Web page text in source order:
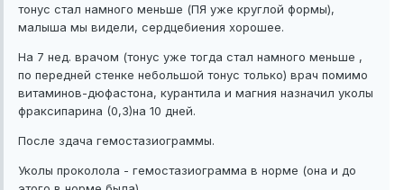
тонус стал намного меньше (ПЯ уже круглой формы),
малыша мы видели, сердцебиения хорошее.
На 7 нед. врачом (тонус уже тогда стал намного меньше ,
по передней стенке небольшой тонус только) врач помимо
витаминов-дюфастона, курантила и магния назначил уколы
фраксипарина (0,3)на 10 дней.
После здача гемостазиограммы.
Уколы проколола - гемостазиограмма в норме (она и до